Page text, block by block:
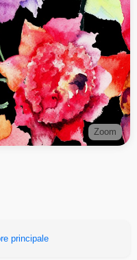
Zoom
principale